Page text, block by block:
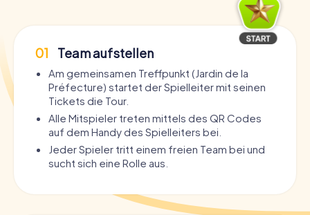
01 Team aufstellen
Am gemeinsamen Treffpunkt (Jardin de la
Préfecture) startet der Spielleiter mit seinen
Tickets die Tour.
Alle Mitspieler treten mittels des QR Codes
auf dem Handy des Spielleiters bei.
Jeder Spieler tritt einem freien Team bei und
sucht sich eine Rolle aus.